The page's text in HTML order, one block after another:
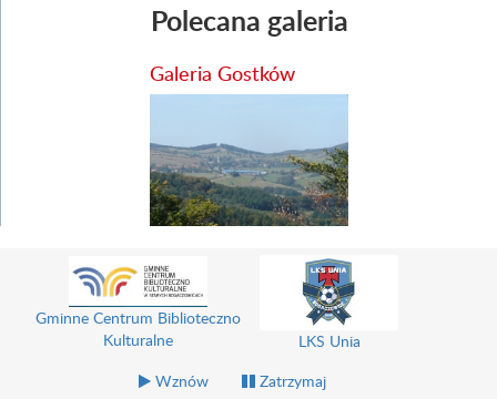
Polecana galeria
Galeria Gostków
Gminne Centrum Biblioteczno
Kulturalne
LKS Unia
Wznów
Zatrzymaj